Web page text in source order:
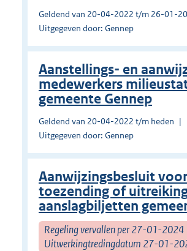
Geldend van 20-04-2022 t/m 26-01-
Uitgegeven door: Gennep
Aanstellings- en
medewerkers
gemeente Gennep
Geldend van 20-04-2022 t/m heden
Uitgegeven door: Gennep
Aanwijzingsbesluit voor
toezending of
aanslagbiljetten
Regeling vervallen per 27-01-2024
Uitwerkingtredingdatum 27-01-